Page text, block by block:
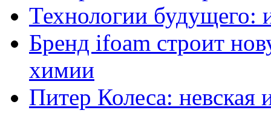
Технологии будущего:
Бренд ifoam строит
химии
Питер Колеса: невская